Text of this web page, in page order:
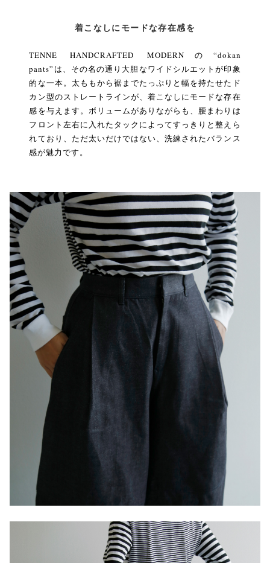
着こなしにモードな存在感を
TENNE HANDCRAFTED MODERNの“dokan
pants”は、その名の通り大胆なワイドシルエットが印象
的な一本。太ももから裾までたっぷりと幅を持たせたド
カン型のストレートラインが、着こなしにモードな存在
感を与えます。ボリュームがありながらも、腰まわりは
フロント左右に入れたタックによってすっきりと整えら
れており、ただ太いだけではない、洗練されたバランス
感が魅力です。